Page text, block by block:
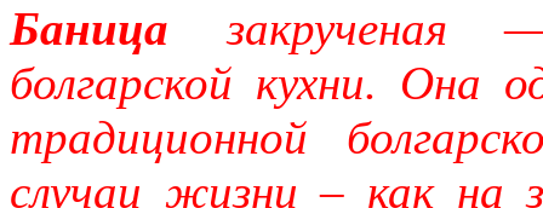
Баница закрученая
болгарской кухни. Она
традиционной
случаи жизни – как на